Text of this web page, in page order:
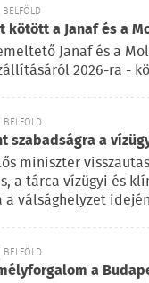
a Janaf és a
Janaf és a
2026-ra -
szabadságra a
miniszter
a tárca vízügyi és
válsághelyzet
a